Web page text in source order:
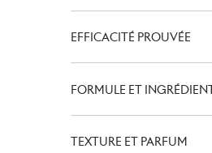
EFFICACITÉ PROUVÉE
FORMULE ET
TEXTURE ET PARFUM